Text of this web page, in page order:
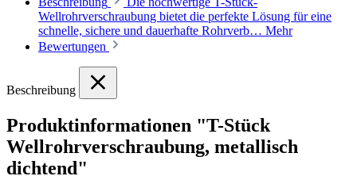
Wellrohrverschraubung bietet die perfekte Lösung für eine
schnelle, sichere und dauerhafte Rohrverb… Mehr
Bewertungen
Beschreibung
Produktinformationen "T-Stück
Wellrohrverschraubung, metallisch
dichtend"